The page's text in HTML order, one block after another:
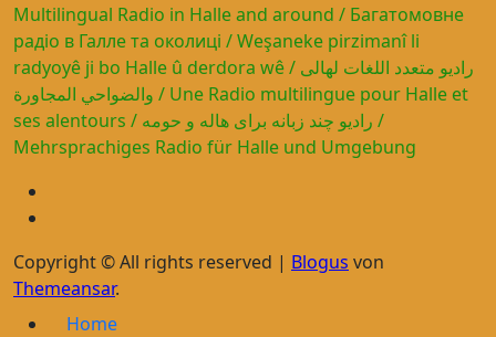
Multilingual Radio in Halle and around / Багатомовне
радіо в Галле та околиці / Weşaneke pirzimanî li
radyoyê ji bo Halle û derdora wê / راديو متعدد اللغات لهالى
والضواحي المجاورة / Une Radio multilingue pour Halle et
ses alentours / رادیو چند زبانه برای هاله و حومه /
Mehrsprachiges Radio für Halle und Umgebung
Copyright © All rights reserved | Blogus von
Themeansar.
Home